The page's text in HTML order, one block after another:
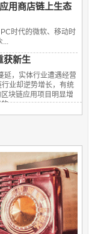
用商店链上生态
时代的微软、移动时
...
获新生
延，实体行业遭遇经营
业却逆势增长，有统
块链应用项目明显增
...